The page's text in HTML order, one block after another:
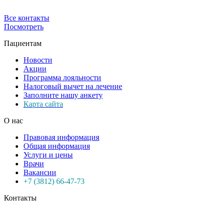
Все контакты
Посмотреть
Пациентам
Новости
Акции
Программа лояльности
Налоговый вычет на лечение
Заполните нашу анкету
Карта сайта
О нас
Правовая информация
Общая информация
Услуги и цены
Врачи
Вакансии
+7 (3812) 66-47-73
Контакты